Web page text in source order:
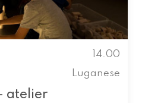
14.00
Luganese
atelier